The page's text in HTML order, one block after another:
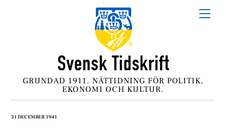
GRUNDAD 1911. NÄTTIDNING FÖR POLITIK,
EKONOMI OCH KULTUR.
31 DECEMBER 1941